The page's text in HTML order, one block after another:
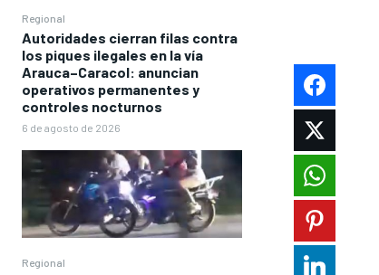
Regional
Autoridades cierran filas contra
los piques ilegales en la vía
Arauca–Caracol: anuncian
operativos permanentes y
controles nocturnos
6 de agosto de 2026
Regional